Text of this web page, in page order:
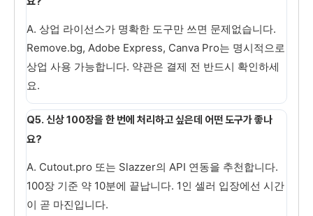
A. 상업 라이선스가 명확한 도구만 쓰면 문제없습니다.
Remove.bg, Adobe Express, Canva Pro는 명시적으로
상업 사용 가능합니다. 약관은 결제 전 반드시 확인하세
요.
Q5. 신상 100장을 한 번에 처리하고 싶은데 어떤 도구가 좋나
요?
A. Cutout.pro 또는 Slazzer의 API 연동을 추천합니다.
100장 기준 약 10분에 끝납니다. 1인 셀러 입장에선 시간
이 곧 마진입니다.